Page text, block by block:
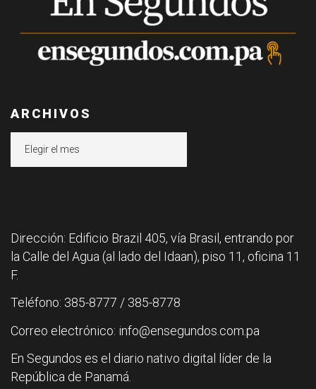
ARCHIVOS
Dirección: Edificio Brazil 405, vía Brasil, entrando por
la Calle del Agua (al lado del Idaan), piso 11, oficina 11
F.
Teléfono: 385-8777 / 385-8778
Correo electrónico: info@ensegundos.com.pa
En Segundos es el diario nativo digital líder de la
República de Panamá.